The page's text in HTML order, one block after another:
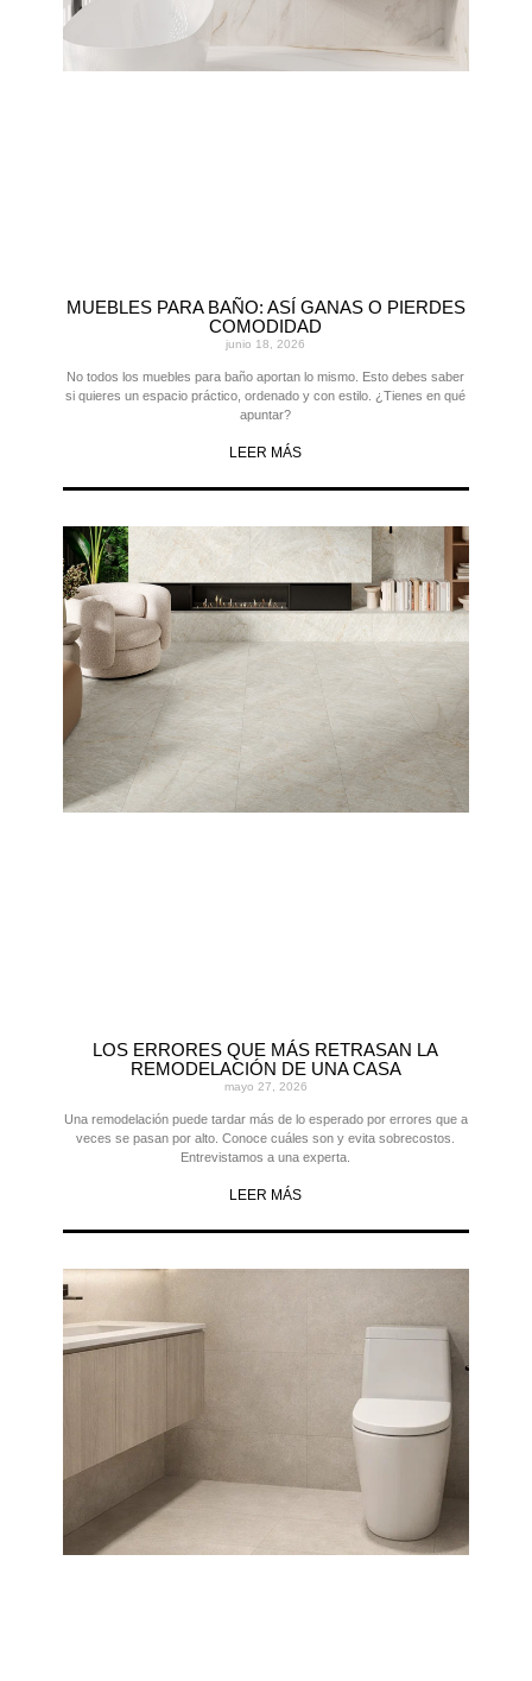
MUEBLES PARA BAÑO: ASÍ GANAS O PIERDES
COMODIDAD
junio 18, 2026
No todos los muebles para baño aportan lo mismo. Esto debes saber
si quieres un espacio práctico, ordenado y con estilo. ¿Tienes en qué
apuntar?
LEER MÁS
LOS ERRORES QUE MÁS RETRASAN LA
REMODELACIÓN DE UNA CASA
mayo 27, 2026
Una remodelación puede tardar más de lo esperado por errores que a
veces se pasan por alto. Conoce cuáles son y evita sobrecostos.
Entrevistamos a una experta.
LEER MÁS